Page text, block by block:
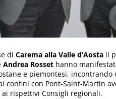
di Carema alla Valle d’Aosta il
Andrea Rosset hanno
e piemontesi, incontrando
confini con Pont-Saint-Martin
ai rispettivi Consigli regionali.